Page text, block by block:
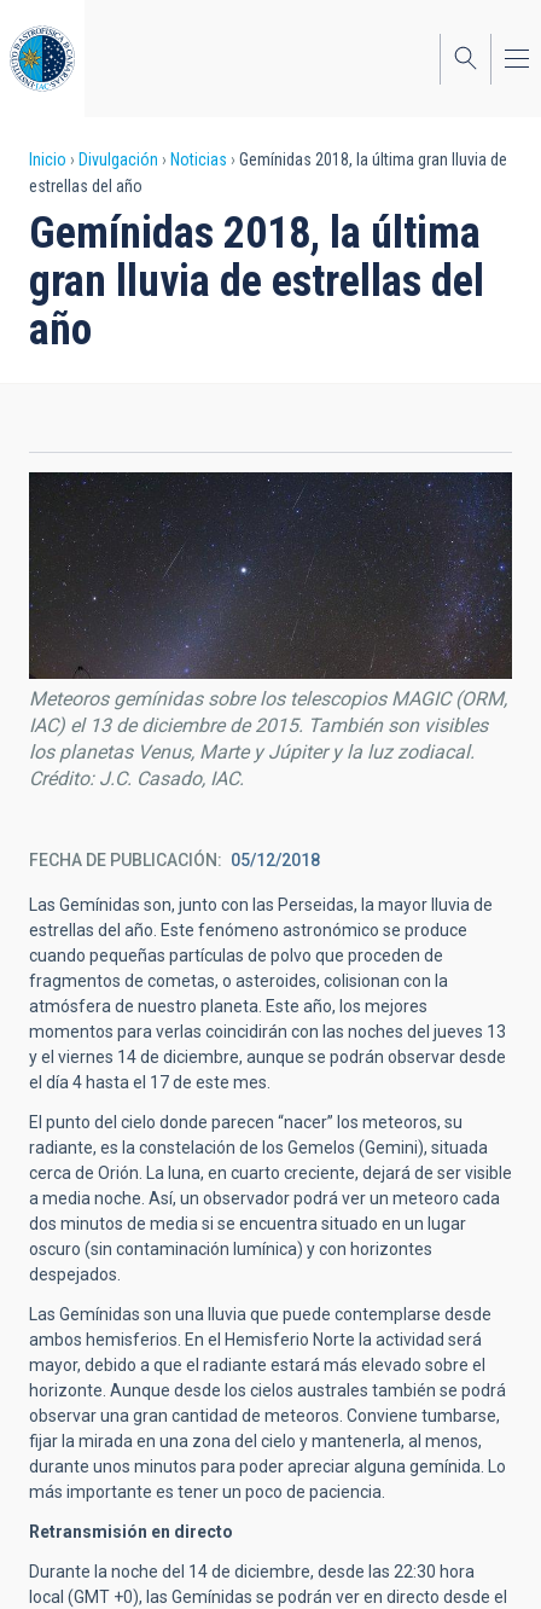
al
contenido
principal
Sobrescribir
enlaces
de
ayuda
a
Inicio Divulgación Noticias
Gemínidas 2018, la última gran lluvia de
estrellas del año
Gemínidas 2018, la última
gran lluvia de estrellas del
año
Meteoros gemínidas sobre los telescopios MAGIC (ORM,
IAC) el 13 de diciembre de 2015. También son visibles
los planetas Venus, Marte y Júpiter y la luz zodiacal.
Crédito: J.C. Casado, IAC.
FECHA DE PUBLICACIÓN 05/12/2018
Las Gemínidas son, junto con las Perseidas, la mayor lluvia de
estrellas del año. Este fenómeno astronómico se produce
cuando pequeñas partículas de polvo que proceden de
fragmentos de cometas, o asteroides, colisionan con la
atmósfera de nuestro planeta. Este año, los mejores
momentos para verlas coincidirán con las noches del jueves 13
y el viernes 14 de diciembre, aunque se podrán observar desde
el día 4 hasta el 17 de este mes.
El punto del cielo donde parecen “nacer” los meteoros, su
radiante, es la constelación de los Gemelos (Gemini), situada
cerca de Orión. La luna, en cuarto creciente, dejará de ser visible
a media noche. Así, un observador podrá ver un meteoro cada
dos minutos de media si se encuentra situado en un lugar
oscuro (sin contaminación lumínica) y con horizontes
despejados.
Las Gemínidas son una lluvia que puede contemplarse desde
ambos hemisferios. En el Hemisferio Norte la actividad será
mayor, debido a que el radiante estará más elevado sobre el
horizonte. Aunque desde los cielos australes también se podrá
observar una gran cantidad de meteoros. Conviene tumbarse,
fijar la mirada en una zona del cielo y mantenerla, al menos,
durante unos minutos para poder apreciar alguna gemínida. Lo
más importante es tener un poco de paciencia.
Retransmisión en directo
Durante la noche del 14 de diciembre, desde las 22:30 hora
local (GMT +0), las Gemínidas se podrán ver en directo desde el